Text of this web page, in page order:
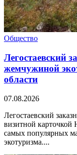
Общество
Легостаевский
жемчужиной
области
07.08.2026
Легостаевский
визитной карточкой
самых популярных
экотуризма....